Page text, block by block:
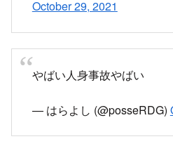
October 29, 2021
やばい人身事故やばい
— はらよし (@posseRDG)